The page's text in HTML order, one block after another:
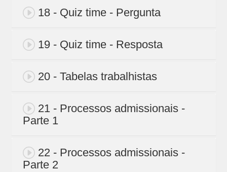
18 - Quiz time - Pergunta
19 - Quiz time - Resposta
20 - Tabelas trabalhistas
21 - Processos admissionais -
Parte 1
22 - Processos admissionais -
Parte 2